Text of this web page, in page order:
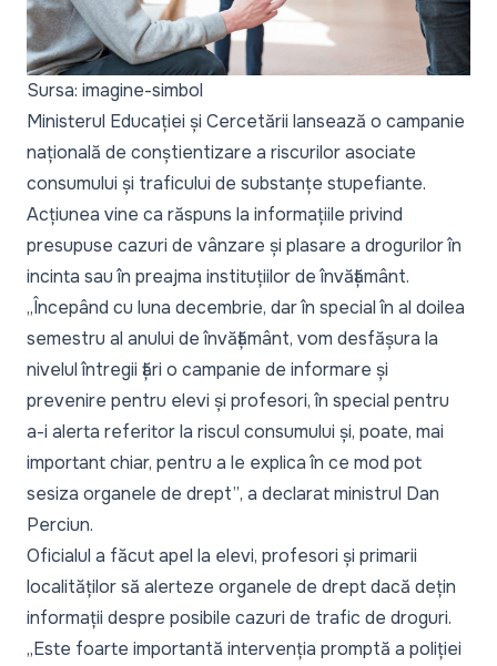
Sursa: imagine-simbol
Ministerul Educației și Cercetării lansează o campanie
națională de conștientizare a riscurilor asociate
consumului și traficului de substanțe stupefiante.
Acțiunea vine ca răspuns la informațiile privind
presupuse cazuri de vânzare și plasare a drogurilor în
incinta sau în preajma instituțiilor de învățământ.
„Începând cu luna decembrie, dar în special în al doilea
semestru al anului de învățământ, vom desfășura la
nivelul întregii țări o campanie de informare și
prevenire pentru elevi și profesori, în special pentru
a-i alerta referitor la riscul consumului și, poate, mai
important chiar, pentru a le explica în ce mod pot
sesiza organele de drept”, a declarat ministrul Dan
Perciun.
Oficialul a făcut apel la elevi, profesori și primarii
localităților să alerteze organele de drept dacă dețin
informații despre posibile cazuri de trafic de droguri.
„Este foarte importantă intervenția promptă a poliției